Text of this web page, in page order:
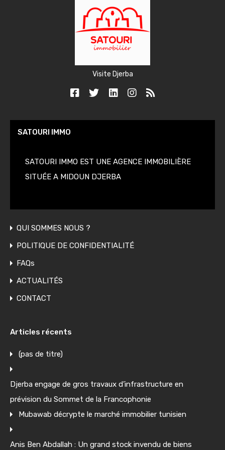
Visite Djerba
SATOURI IMMO
SATOURI IMMO EST UNE AGENCE IMMOBILIÈRE
SITUÉE A MIDOUN DJERBA
QUI SOMMES NOUS ?
POLITIQUE DE CONFIDENTIALITÉ
FAQs
ACTUALITÉS
CONTACT
Articles récents
(pas de titre)
Djerba engage de gros travaux d’infrastructure en
prévision du Sommet de la Francophonie
Mubawab décrypte le marché immobilier tunisien
Anis Ben Abdallah : Un grand stock invendu de biens